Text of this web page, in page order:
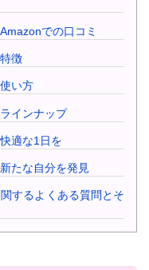
での口コミ
徴
い方
インナップ
適な1日を
たな自分を発見
するよくある質問とそ